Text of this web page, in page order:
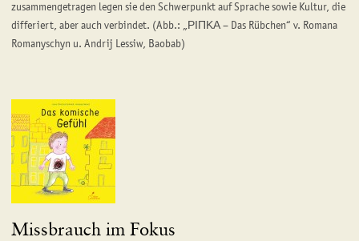
zusammengetragen legen sie den Schwerpunkt auf Sprache sowie Kultur, die
differiert, aber auch verbindet. (Abb.: „ΡΙΠΚΑ – Das Rübchen“ v. Romana
Romanyschyn u. Andrij Lessiw, Baobab)
Missbrauch im Fokus